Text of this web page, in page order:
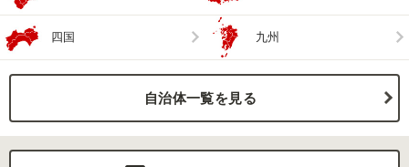
四国 九州
自治体一覧を見る